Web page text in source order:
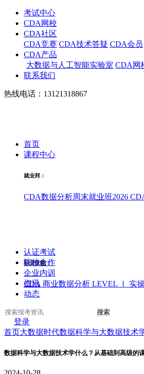
考试中心
CDA网校
CDA社区
CDA竞赛 CDA技术答疑 CDA会员
CDA产品
大数据与人工智能实验室 CDA网
联系我们
热线电话：13121318867
首页
课程中心
就业邦：
CDA数据分析周末就业班2026
职业技能：
CDA 商业数据分析 LEVEL Ⅰ 实
认证考试
院校合作
企业内训
资讯
动态
搜索
登录
首页大数据时代数据科学与大数据技术
数据科学与大数据技术学什么？从基础到高级的